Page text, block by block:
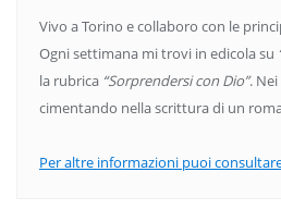
Vivo a Torino e collaboro con le
Ogni settimana mi trovi in edicola su
la rubrica “Sorprendersi con Dio”.
cimentando nella scrittura di un
Per altre informazioni puoi